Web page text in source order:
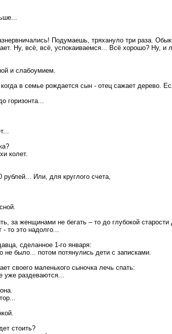
Подумаешь, тряхануло три раза.
Ну, всё, всё, успокаиваемся... Всё хорошо? Ну, и
и слабоумием.
в семье pождается сын - отец сажает деpево.
гоpизонта...
колет.
рублей... Или, для круглого счета,
за женщинами не бегать – то до глубокой
- то это надолго...
сделанное 1-го января:
не было... потом потянулись дети с записками.
своего маленького сыночка лечь спать:
уже раздеваются...
стоить?